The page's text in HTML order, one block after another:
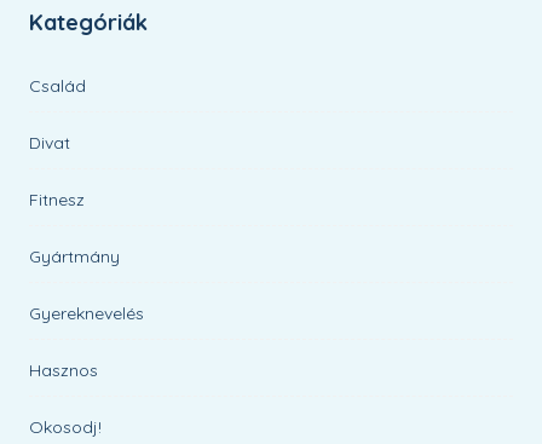
Kategóriák
Család
Divat
Fitnesz
Gyártmány
Gyereknevelés
Hasznos
Okosodj!